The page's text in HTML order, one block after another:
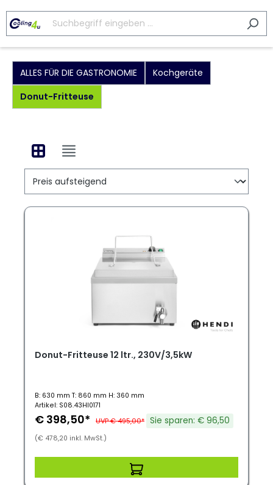
ALLES FÜR DIE GASTRONOMIE
Kochgeräte
Donut-Fritteuse
Donut-Fritteuse 12 ltr., 230V/3,5kW
B: 630 mm T: 860 mm H: 360 mm
Artikel: S08.43HI0171
€ 398,50* UVP € 495,00* Sie sparen: € 96,50
(€ 478,20 inkl. MwSt.)